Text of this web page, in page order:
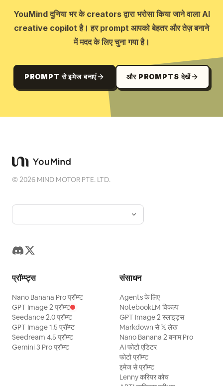
YouMind दुनिया भर के creators द्वारा भरोसा किया जाने वाला AI
creative copilot है। हर prompt आपको बेहतर और तेज़ बनाने
में मदद के लिए चुना गया है।
PROMPT से इमेज बनाएं और PROMPTS देखें
©2026 MIND MOTOR PTE. LTD.
प्रॉम्प्ट्स
Nano Banana Pro प्रॉम्प्ट
GPT Image 2 प्रॉम्प्ट
Seedance 2.0 प्रॉम्प्ट
GPT Image 1.5 प्रॉम्प्ट
Seedream 4.5 प्रॉम्प्ट
Gemini 3 Pro प्रॉम्प्ट
संसाधन
Agents के लिए
NotebookLM विकल्प
GPT Image 2 स्लाइड्स
Markdown से 𝕏 लेख
Nano Banana 2 बनाम Pro
AI फोटो एडिटर
फोटो प्रॉम्प्ट
इमेज से प्रॉम्प्ट
Lenny करियर कोच